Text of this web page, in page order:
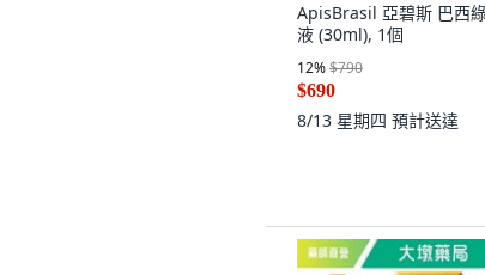
ApisBrasil 亞碧斯 巴西
液 (30ml), 1個
12%$790
$690
8/13 星期四 預計送達